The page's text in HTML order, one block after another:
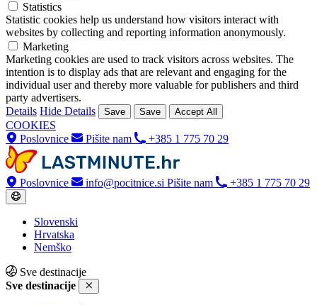
Statistics
Statistic cookies help us understand how visitors interact with
websites by collecting and reporting information anonymously.
Marketing
Marketing cookies are used to track visitors across websites. The
intention is to display ads that are relevant and engaging for the
individual user and thereby more valuable for publishers and third
party advertisers.
Details Hide Details Save Save Accept All
COOKIES
Poslovnice
Pišite nam +385 1 775 70 29
Poslovnice info@pocitnice.si Pišite nam +385 1 775 70 29
Slovenski
Hrvatska
Nemško
Sve destinacije
Sve destinacije